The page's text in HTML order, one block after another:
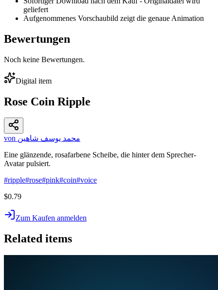
geliefert
Aufgenommenes Vorschaubild zeigt die genaue Animation
Bewertungen
Noch keine Bewertungen.
Digital item
Rose Coin Ripple
von محمد يوسف شاهين
Eine glänzende, rosafarbene Scheibe, die hinter dem Sprecher-
Avatar pulsiert.
#ripple#rose#pink#coin#voice
$0.79
Zum Kaufen anmelden
Related items